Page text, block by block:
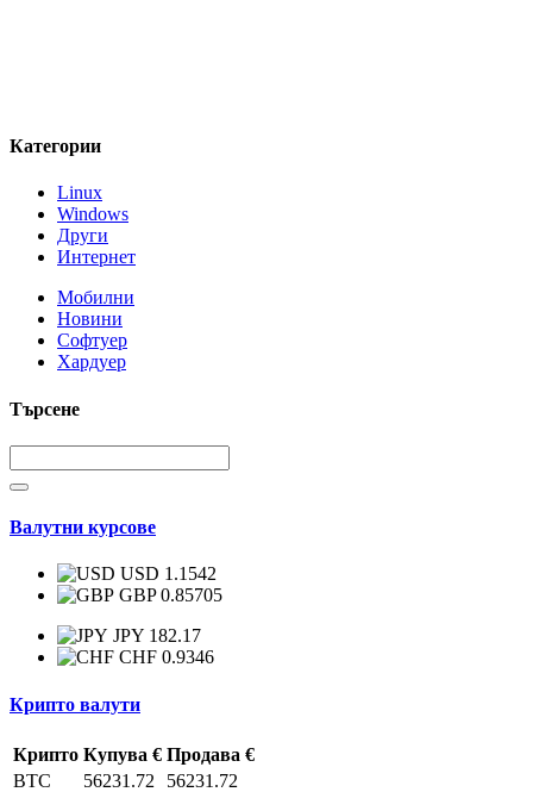
Категории
Linux
Windows
Други
Интернет
Мобилни
Новини
Софтуер
Хардуер
Търсене
Валутни курсове
USD 1.1542
GBP 0.85705
JPY 182.17
CHF 0.9346
Крипто валути
Крипто Купува € Продава €
BTC
56231.72
56231.72